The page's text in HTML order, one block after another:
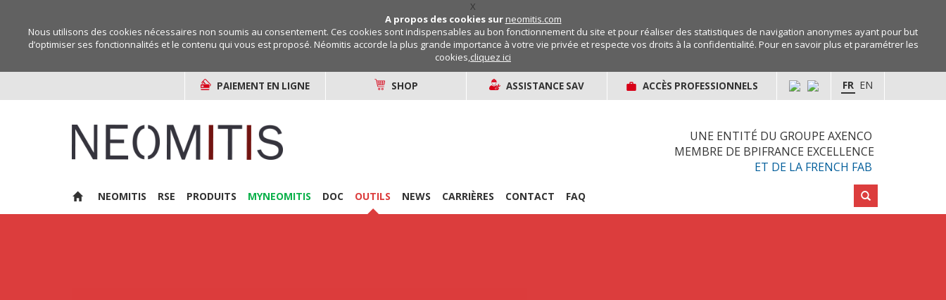
X
A propos des cookies sur neomitis.com
Nous utilisons des cookies nécessaires non soumis au consentement. Ces cookies sont indispensables au bon fonctionnement du site et pour réaliser des statistiques de navigation anonymes ayant pour but
d’optimiser ses fonctionnalités et le contenu qui vous est proposé. Néomitis accorde la plus grande importance à votre vie privée et respecte vos droits à la confidentialité. Pour en savoir plus et paramétrer les
cookies,cliquez ici
PAIEMENT EN LIGNE SHOP ASSISTANCE SAV ACCÈS PROFESSIONNELS EN
FR
UNE ENTITÉ DU GROUPE AXENCO
MEMBRE DE BPIFRANCE EXCELLENCE
ET DE LA FRENCH FAB
NEOMITIS RSE PRODUITS MYNEOMITIS DOC OUTILS NEWS CARRIÈRES CONTACT FAQ